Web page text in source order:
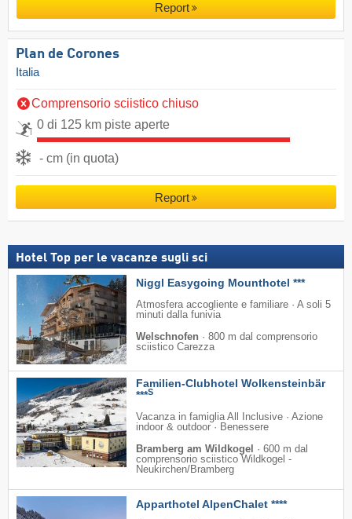
Report
Plan de Corones
Italia
Comprensorio sciistico chiuso
0 di 125 km piste aperte
- cm (in quota)
Report
Hotel Top per le vacanze sugli sci
Niggl Easygoing Mounthotel ***
Atmosfera accogliente e familiare · A soli 5
minuti dalla funivia
Welschnofen · 800 m dal comprensorio
sciistico Carezza
Familien-Clubhotel Wolkensteinbär
***S
Vacanza in famiglia All Inclusive · Azione
indoor & outdoor · Benessere
Bramberg am Wildkogel
· 600 m dal
comprensorio sciistico Wildkogel -
Neukirchen/​Bramberg
Apparthotel AlpenChalet ****